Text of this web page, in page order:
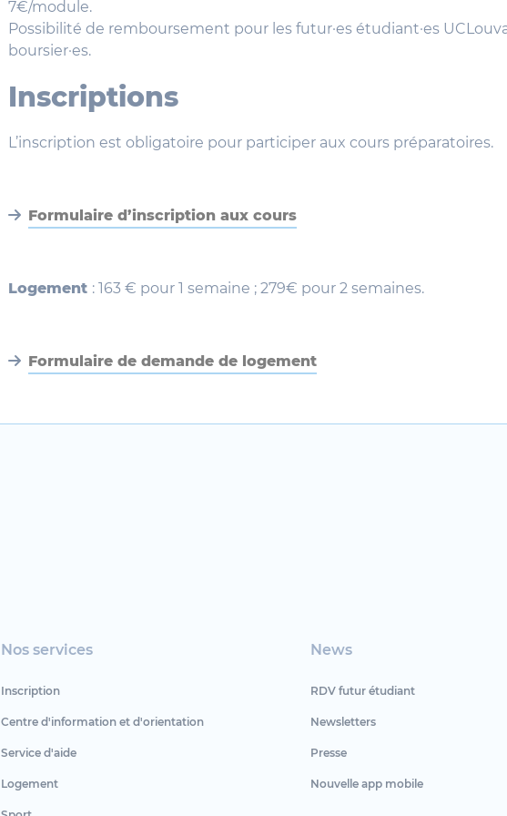
7€/module.
Possibilité de remboursement pour les futur·es étudiant·es
boursier·es.
Inscriptions
L’inscription est obligatoire pour participer aux cours préparatoires.
Formulaire d’inscription aux cours
Logement : 163 € pour 1 semaine ; 279€ pour 2 semaines.
Formulaire de demande de logement
Nos services
Inscription
Centre d'information et d'orientation
Service d'aide
Logement
News
RDV futur étudiant
Newsletters
Presse
Nouvelle app mobile